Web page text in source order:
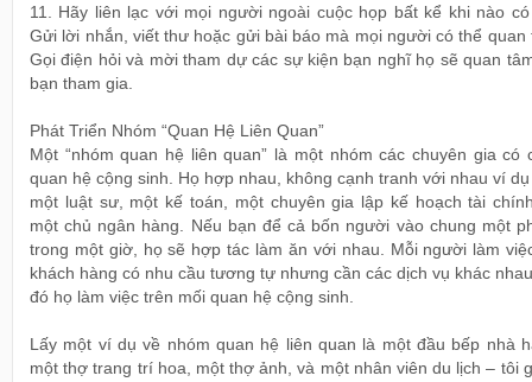
11. Hãy liên lạc với mọi người ngoài cuộc họp bất kể khi nào
Gửi lời nhắn, viết thư hoặc gửi bài báo mà mọi người có thể quan
Gọi điện hỏi và mời tham dự các sự kiện bạn nghĩ họ sẽ quan
bạn tham gia.
Phát Triển Nhóm “Quan Hệ Liên Quan”
Một “nhóm quan hệ liên quan” là một nhóm các chuyên gia có
quan hệ cộng sinh. Họ hợp nhau, không cạnh tranh với nhau ví
một luật sư, một kế toán, một chuyên gia lập kế hoạch tài
một chủ ngân hàng. Nếu bạn để cả bốn người vào chung một
trong một giờ, họ sẽ hợp tác làm ăn với nhau. Mỗi người làm
khách hàng có nhu cầu tương tự nhưng cần các dịch vụ khác
đó họ làm việc trên mối quan hệ cộng sinh.
Lấy một ví dụ về nhóm quan hệ liên quan là một đầu bếp nhà
một thợ trang trí hoa, một thợ ảnh, và một nhân viên du lịch – tôi